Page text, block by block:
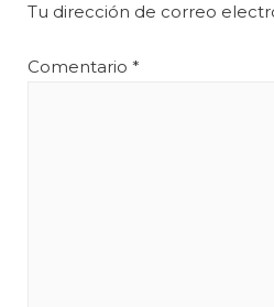
Tu dirección de correo
Comentario*